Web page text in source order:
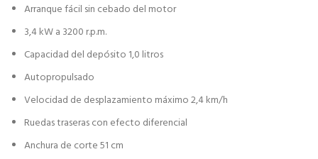
Arranque fácil sin cebado del motor
3,4 kW a 3200 r.p.m.
Capacidad del depósito 1,0 litros
Autopropulsado
Velocidad de desplazamiento máximo 2,4 km/h
Ruedas traseras con efecto diferencial
Anchura de corte 51 cm